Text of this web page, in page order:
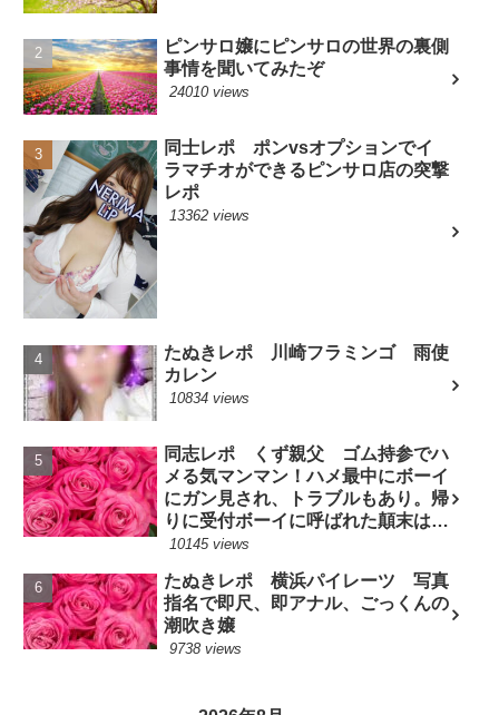
ピンサロ嬢にピンサロの世界の裏側
事情を聞いてみたぞ
24010 views
同士レポ ポンvsオプションでイ
ラマチオができるピンサロ店の突撃
レポ
13362 views
たぬきレポ 川崎フラミンゴ 雨使
カレン
10834 views
同志レポ くず親父 ゴム持参でハ
メる気マンマン！ハメ最中にボーイ
にガン見され、トラブルもあり。帰
りに受付ボーイに呼ばれた顛末は？
(7/10現役嬢)
10145 views
たぬきレポ 横浜パイレーツ 写真
指名で即尺、即アナル、ごっくんの
潮吹き嬢
9738 views